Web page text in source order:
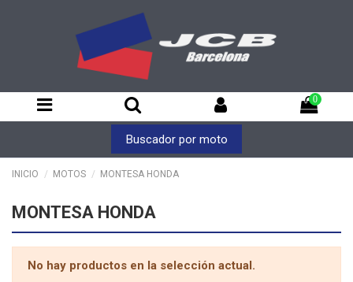
0
Buscador por moto
INICIO MOTOS MONTESA HONDA
MONTESA HONDA
No hay productos en la selección actual.